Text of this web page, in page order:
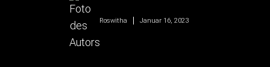
Roswitha Januar 16, 2023